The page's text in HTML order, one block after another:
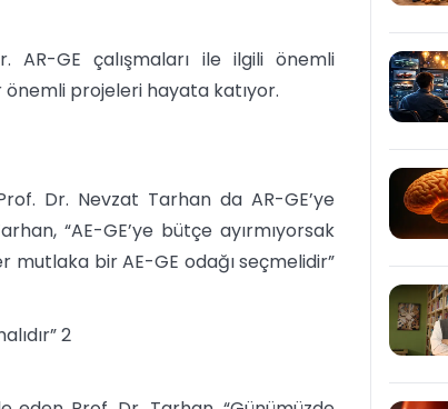
AR-GE çalışmaları ile ilgili önemli
projeleri hayata katıyor.
Dr. Nevzat Tarhan da AR-GE’ye
“AE-GE’ye bütçe ayırmıyorsak
mutlaka bir AE-GE odağı seçmelidir”
2